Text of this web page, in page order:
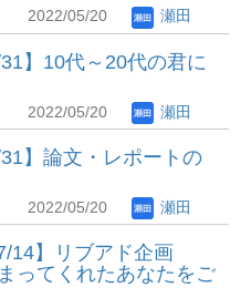
2022/05/20 瀬田
】10代～20代の君に
2022/05/20 瀬田
】論文・レポートの
2022/05/20 瀬田
14】リブアド企画
ってくれたあなたをご